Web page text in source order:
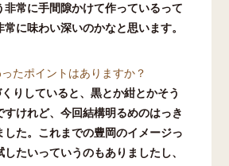
非常に手間隙かけて作っているって
に味わい深いのかなと思います。
たポイントはありますか？
りしていると、黒とか紺とかそう
すけれど、今回結構明るめのはっき
した。これまでの豊岡のイメージっ
たいっていうのもありましたし、